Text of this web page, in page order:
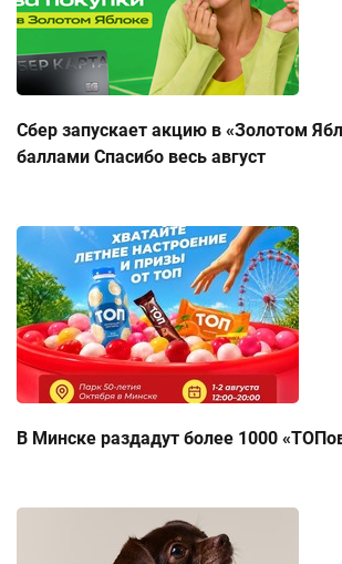
Сбер запускает акцию в «Золотом
баллами Спасибо весь август
В Минске раздадут более 1000